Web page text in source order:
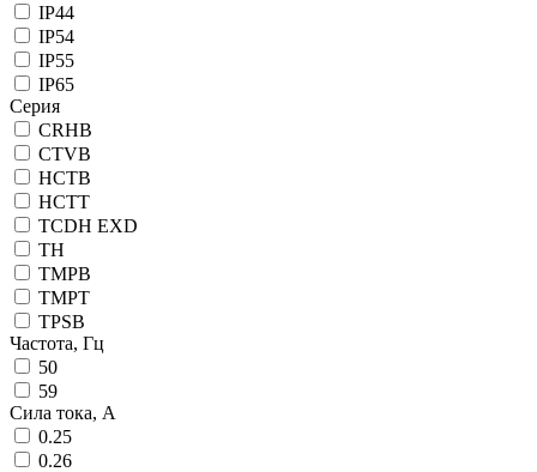
IP44
IP54
IP55
IP65
Серия
CRHB
CTVB
HCTB
HCTT
TCDH EXD
TH
TMPB
TMPT
TPSB
Частота, Гц
50
59
Сила тока, А
0.25
0.26